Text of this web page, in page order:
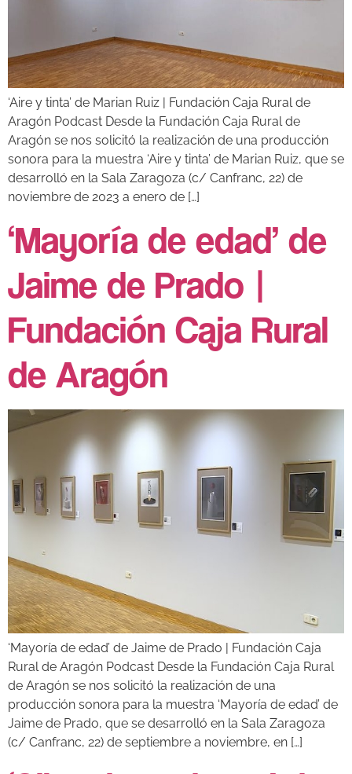
‘Aire y tinta’ de Marian Ruiz | Fundación Caja Rural de
Aragón Podcast Desde la Fundación Caja Rural de
Aragón se nos solicitó la realización de una producción
sonora para la muestra ‘Aire y tinta’ de Marian Ruiz, que se
desarrolló en la Sala Zaragoza (c/ Canfranc, 22) de
noviembre de 2023 a enero de […]
‘Mayoría de edad’ de
Jaime de Prado |
Fundación Caja Rural
de Aragón
‘Mayoría de edad’ de Jaime de Prado | Fundación Caja
Rural de Aragón Podcast Desde la Fundación Caja Rural
de Aragón se nos solicitó la realización de una
producción sonora para la muestra ‘Mayoría de edad’ de
Jaime de Prado, que se desarrolló en la Sala Zaragoza
(c/ Canfranc, 22) de septiembre a noviembre, en […]